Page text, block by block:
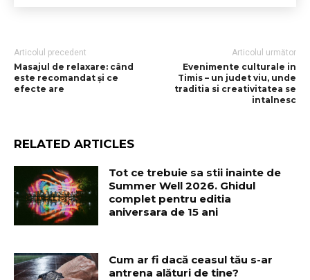
Articolul precedent
Masajul de relaxare: când
este recomandat și ce
efecte are
Articolul următor
Evenimente culturale in
Timis – un judet viu, unde
traditia si creativitatea se
intalnesc
RELATED ARTICLES
Tot ce trebuie sa stii inainte de
Summer Well 2026. Ghidul
complet pentru editia
aniversara de 15 ani
Cum ar fi dacă ceasul tău s-ar
antrena alături de tine?